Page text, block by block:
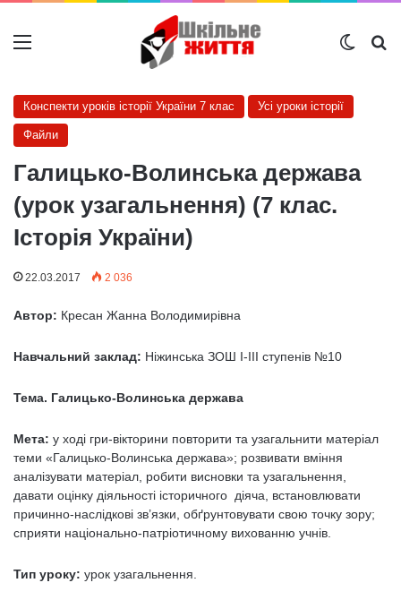
Меню
Конспекти уроків історії України 7 клас Усі уроки історії
Файли
Галицько-Волинська держава
(урок узагальнення) (7 клас.
Історія України)
22.03.2017 2 036
Автор: Кресан Жанна Володимирівна
Навчальний заклад: Ніжинська ЗОШ І-ІІІ ступенів №10
Тема. Галицько-Волинська держава
Мета: у ході гри-вікторини повторити та узагальнити матеріал
теми «Галицько-Волинська держава»; розвивати вміння
аналізувати матеріал, робити висновки та узагальнення,
давати оцінку діяльності історичного діяча, встановлювати
причинно-наслідкові зв’язки, обґрунтовувати свою точку зору;
сприяти національно-патріотичному вихованню учнів.
Тип уроку: урок узагальнення.